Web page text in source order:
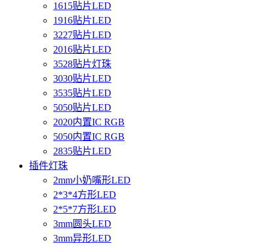
1615贴片LED
1916贴片LED
3227贴片LED
2016贴片LED
3528贴片灯珠
3030贴片LED
3535贴片LED
5050贴片LED
2020内置IC RGB
5050内置IC RGB
2835贴片LED
插件灯珠
2mm小奶嘴形LED
2*3*4方形LED
2*5*7方形LED
3mm圆头LED
3mm异形LED